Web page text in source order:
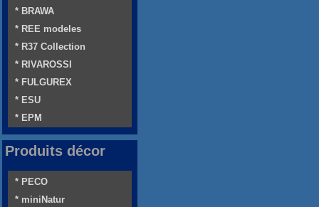
* BRAWA
* REE modeles
* R37 Collection
* RIVAROSSI
* FULGUREX
* ESU
* EPM
Produits décor
* PECO
* miniNatur